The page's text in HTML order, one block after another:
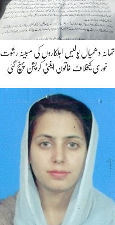
تھانہ دھمیال پولیس اہلکاروں کی مبینہ رشوت
خوری کیخلاف خاتون اینٹی کرپشن پہنچ گئی